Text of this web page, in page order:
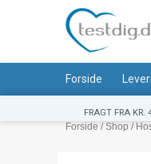
Forside
FRAGT FRA KR.
Forside /Shop /